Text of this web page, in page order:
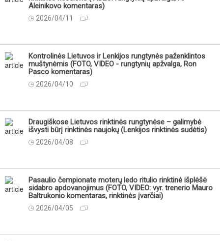
Aleinikovo komentaras)
2026/04/11
Kontrolinės Lietuvos ir Lenkijos rungtynės paženklintos
muštynėmis (FOTO, VIDEO - rungtynių apžvalga, Ron
Pasco komentaras)
2026/04/10
Draugiškose Lietuvos rinktinės rungtynėse – galimybė
išvysti būrį rinktinės naujokų (Lenkijos rinktinės sudėtis)
2026/04/08
Pasaulio čempionate moterų ledo ritulio rinktinė išplėšė
sidabro apdovanojimus (FOTO, VIDEO: vyr. trenerio Mauro
Baltrukonio komentaras, rinktinės įvarčiai)
2026/04/05